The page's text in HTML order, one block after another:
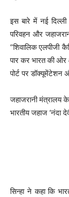
इस बारे में नई
परिवहन और
“शिवालिक एलपीजी
पार कर भारत की ओर
पोर्ट पर डॉक्यूमेंटेशन
जहाजरानी मंत्रालय
भारतीय जहाज ‘नंदा
सिन्हा ने कहा कि